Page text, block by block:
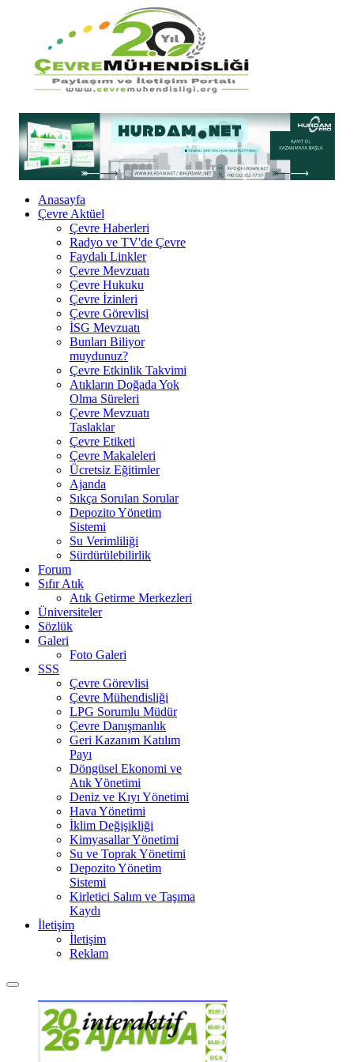
Anasayfa
Çevre Aktüel
Çevre Haberleri
Radyo ve TV'de Çevre
Faydalı Linkler
Çevre Mevzuatı
Çevre Hukuku
Çevre İzinleri
Çevre Görevlisi
İSG Mevzuatı
Bunları Biliyor
muydunuz?
Çevre Etkinlik Takvimi
Atıkların Doğada Yok
Olma Süreleri
Çevre Mevzuatı
Taslaklar
Çevre Etiketi
Çevre Makaleleri
Ücretsiz Eğitimler
Ajanda
Sıkça Sorulan Sorular
Depozito Yönetim
Sistemi
Su Verimliliği
Sürdürülebilirlik
Forum
Sıfır Atık
Atık Getirme Merkezleri
Üniversiteler
Sözlük
Galeri
Foto Galeri
SSS
Çevre Görevlisi
Çevre Mühendisliği
LPG Sorumlu Müdür
Çevre Danışmanlık
Geri Kazanım Katılım
Payı
Döngüsel Ekonomi ve
Atık Yönetimi
Deniz ve Kıyı Yönetimi
Hava Yönetimi
İklim Değişikliği
Kimyasallar Yönetimi
Su ve Toprak Yönetimi
Depozito Yönetim
Sistemi
Kirletici Salım ve Taşıma
Kaydı
İletişim
İletişim
Reklam